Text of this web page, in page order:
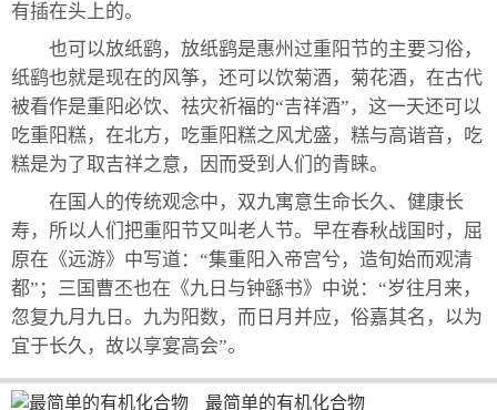
有插在头上的。
也可以放纸鹞，放纸鹞是惠州过重阳节的主要习俗，
纸鹞也就是现在的风筝，还可以饮菊酒，菊花酒，在古代
被看作是重阳必饮、祛灾祈福的“吉祥酒”，这一天还可以
吃重阳糕，在北方，吃重阳糕之风尤盛，糕与高谐音，吃
糕是为了取吉祥之意，因而受到人们的青睐。
在国人的传统观念中，双九寓意生命长久、健康长
寿，所以人们把重阳节又叫老人节。早在春秋战国时，屈
原在《远游》中写道：“集重阳入帝宫兮，造旬始而观清
都”；三国曹丕也在《九日与钟繇书》中说：“岁往月来，
忽复九月九日。九为阳数，而日月并应，俗嘉其名，以为
宜于长久，故以享宴高会”。
最简单的有机化合物